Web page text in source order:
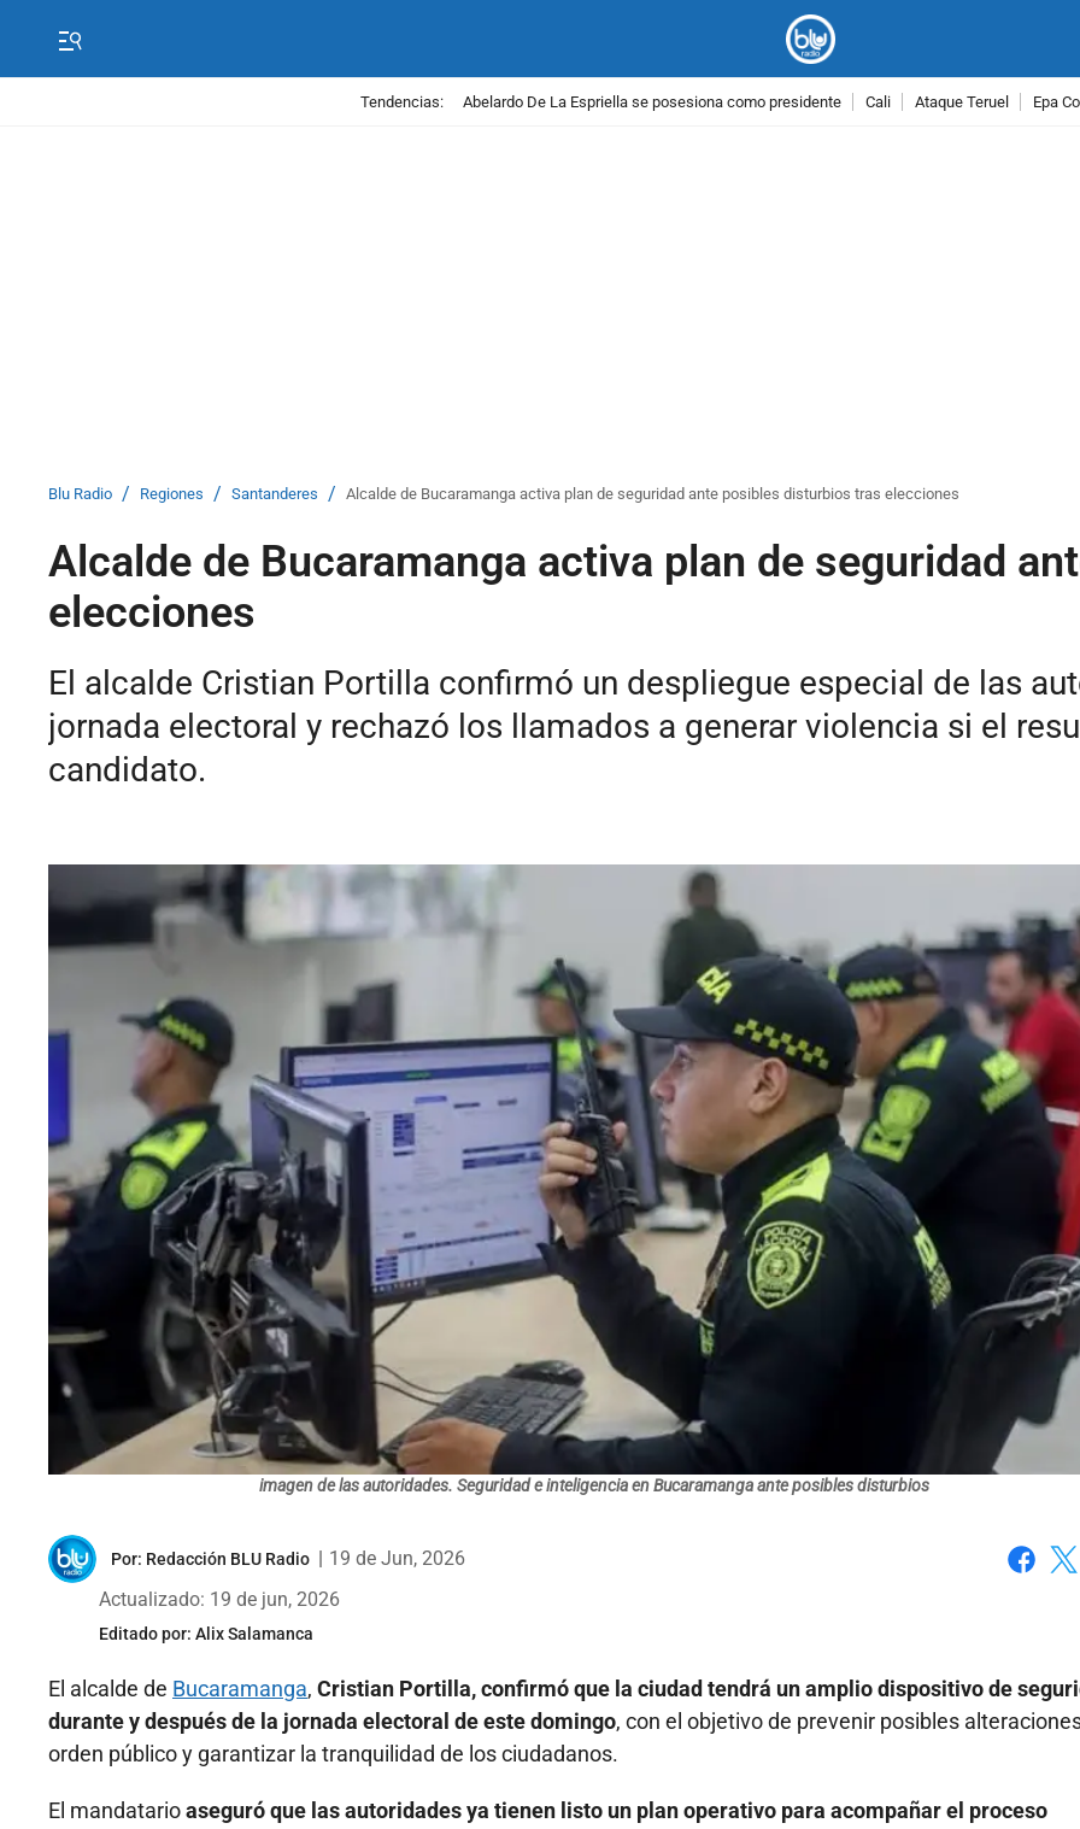
Tendencias: Abelardo De La Espriella se posesiona como presidente Cali Ataque Teruel Epa
Blu Radio / Regiones / Santanderes / Alcalde de Bucaramanga activa plan de seguridad ante posibles disturbios tras elecciones
Alcalde de Bucaramanga activa plan de seguridad
elecciones
El alcalde Cristian Portilla confirmó un despliegue especial de las
jornada electoral y rechazó los llamados a generar violencia si el
candidato.
imagen de las autoridades. Seguridad e inteligencia en Bucaramanga ante posibles disturbios
Por: Redacción BLU Radio
19 de Jun, 2026
Actualizado: 19 de jun, 2026
Editado por: Alix Salamanca
El alcalde de Bucaramanga, Cristian Portilla, confirmó que la ciudad tendrá un amplio dispositivo de
durante y después de la jornada electoral de este domingo, con el objetivo de prevenir posibles
orden público y garantizar la tranquilidad de los ciudadanos.
El mandatarioaseguró que las autoridades ya tienen listo un plan operativo para acompañar el proceso